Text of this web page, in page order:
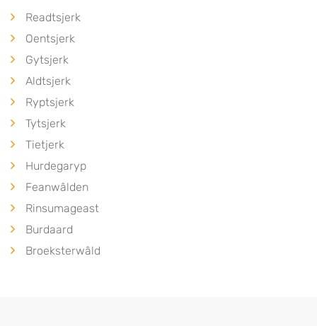
Readtsjerk
Oentsjerk
Gytsjerk
Aldtsjerk
Ryptsjerk
Tytsjerk
Tietjerk
Hurdegaryp
Feanwâlden
Rinsumageast
Burdaard
Broeksterwâld